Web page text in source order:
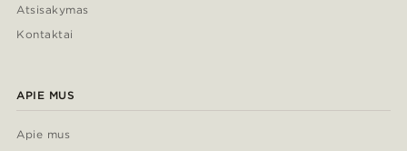
Atsisakymas
Kontaktai
APIE MUS
Apie mus